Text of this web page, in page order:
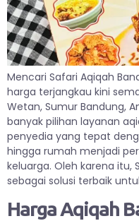
Mencari Safari Aqiqah
harga terjangkau kini
Wetan, Sumur Bandung,
banyak pilihan layanan
penyedia yang tepat
hingga rumah menjadi
keluarga. Oleh karena itu,
sebagai solusi terbaik
Harga Aqiqah